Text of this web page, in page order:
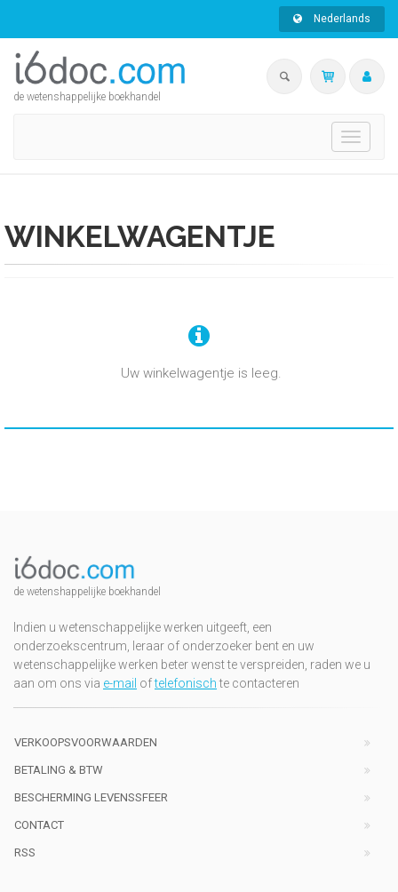
Nederlands
de wetenshappelijke boekhandel
Toggle
WINKELWAGENTJE
Uw winkelwagentje is leeg.
de wetenshappelijke boekhandel
Indien u wetenschappelijke werken uitgeeft, een
onderzoekscentrum, leraar of onderzoeker bent en uw
wetenschappelijke werken beter wenst te verspreiden, raden we u
aan om ons via e-mail oftelefonischte contacteren
VERKOOPSVOORWAARDEN
BETALING & BTW
BESCHERMING LEVENSSFEER
CONTACT
RSS